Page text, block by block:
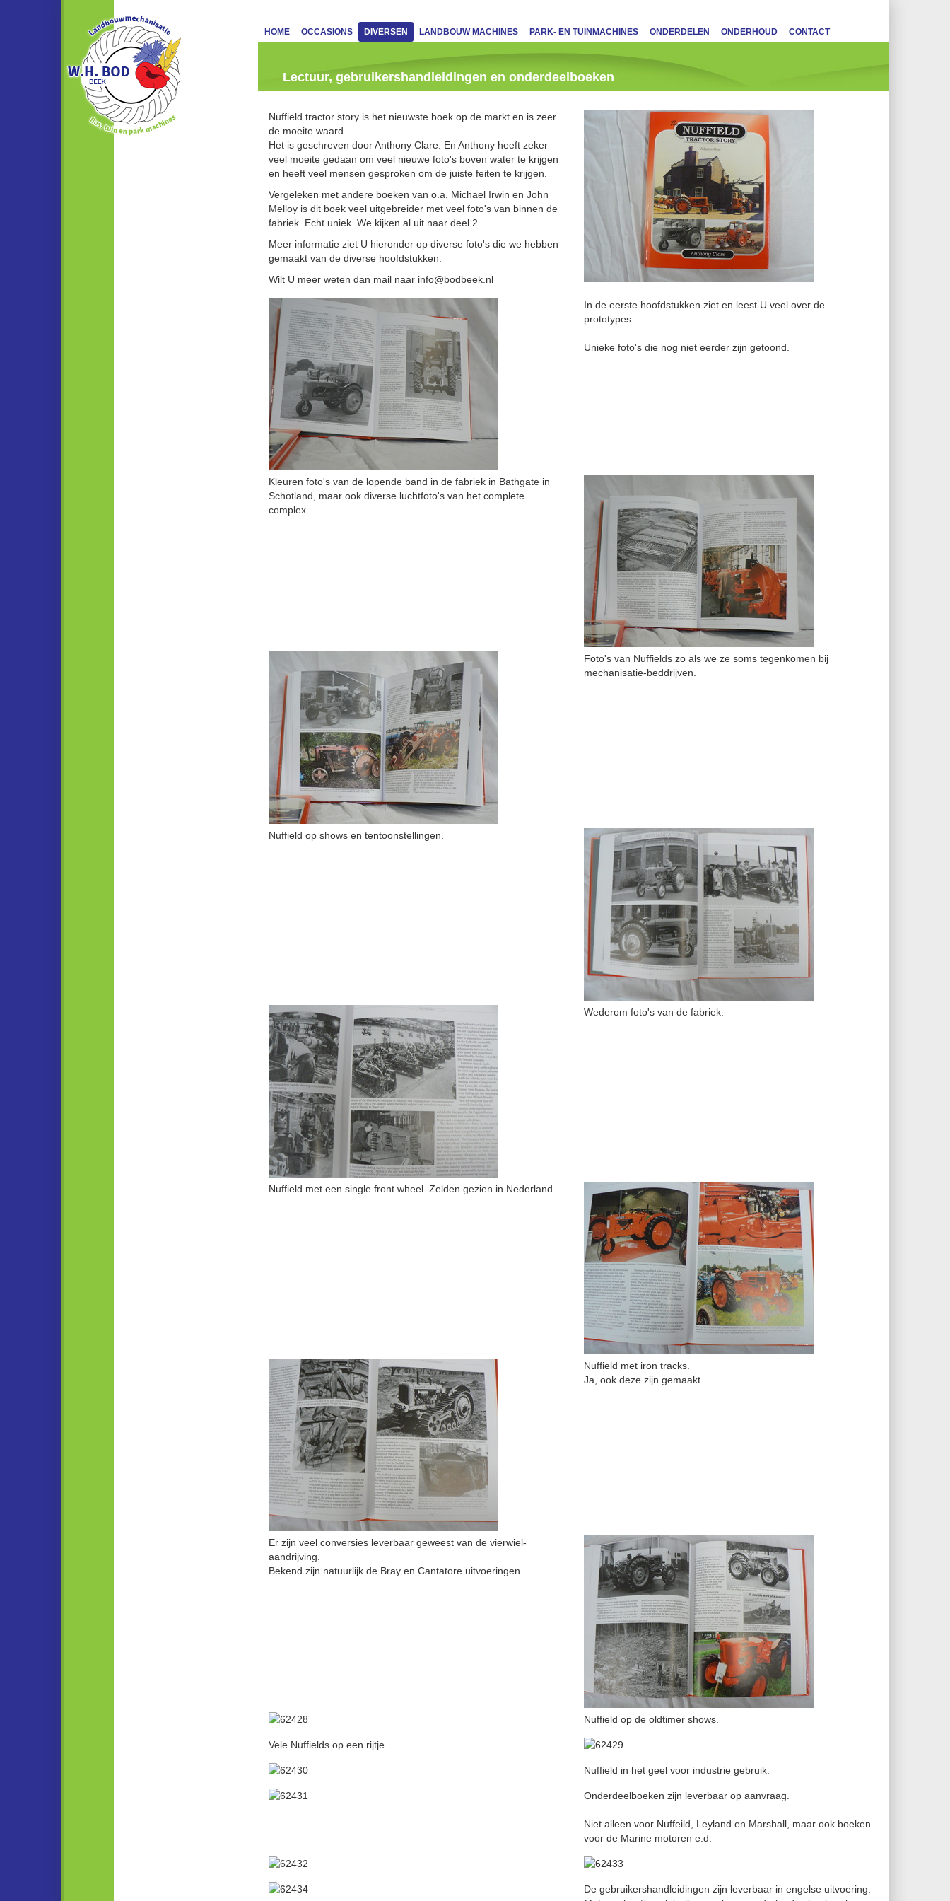
HOME OCCASIONS DIVERSEN LANDBOUW MACHINES PARK- EN TUINMACHINES ONDERDELEN ONDERHOUD CONTACT
Lectuur, gebruikershandleidingen en onderdeelboeken
Nuffield tractor story is het nieuwste boek op de markt en is zeer
de moeite waard.
Het is geschreven door Anthony Clare. En Anthony heeft zeker
veel moeite gedaan om veel nieuwe foto's boven water te krijgen
en heeft veel mensen gesproken om de juiste feiten te krijgen.
Vergeleken met andere boeken van o.a. Michael Irwin en John
Melloy is dit boek veel uitgebreider met veel foto's van binnen de
fabriek. Echt uniek. We kijken al uit naar deel 2.
Meer informatie ziet U hieronder op diverse foto's die we hebben
gemaakt van de diverse hoofdstukken.
Wilt U meer weten dan mail naar info@bodbeek.nl
In de eerste hoofdstukken ziet en leest U veel over de
prototypes.
Unieke foto's die nog niet eerder zijn getoond.
Kleuren foto's van de lopende band in de fabriek in Bathgate in
Schotland, maar ook diverse luchtfoto's van het complete
complex.
Foto's van Nuffields zo als we ze soms tegenkomen bij
mechanisatie-beddrijven.
Nuffield op shows en tentoonstellingen.
Wederom foto's van de fabriek.
Nuffield met een single front wheel. Zelden gezien in Nederland.
Nuffield met iron tracks.
Ja, ook deze zijn gemaakt.
Er zijn veel conversies leverbaar geweest van de vierwiel-
aandrijving.
Bekend zijn natuurlijk de Bray en Cantatore uitvoeringen.
Nuffield op de oldtimer shows.
Vele Nuffields op een rijtje.
Nuffield in het geel voor industrie gebruik.
Onderdeelboeken zijn leverbaar op aanvraag.
Niet alleen voor Nuffeild, Leyland en Marshall, maar ook boeken
voor de Marine motoren e.d.
De gebruikershandleidingen zijn leverbaar in engelse uitvoering.